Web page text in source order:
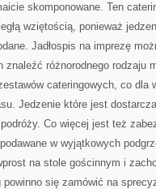
skomponowane. Ten
wziętością, ponieważ
Jadłospis na imprezę
znaleźć różnorodnego rodzaju
cateringowych, co dla
Jedzenie które jest
Co więcej jest też
w wyjątkowych
na stole gościnnym i
się zamówić na